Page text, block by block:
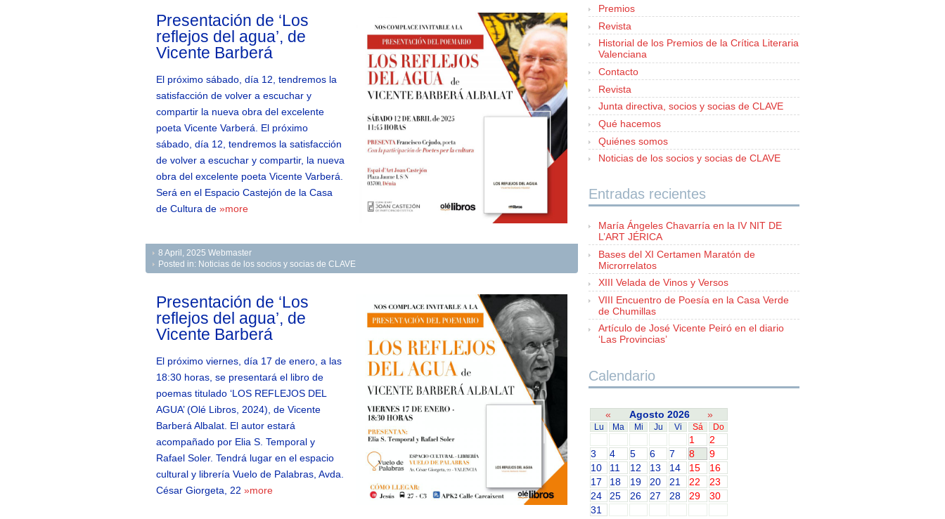
Presentación de ‘Los
reflejos del agua’, de
Vicente Barberá
El próximo sábado, día 12, tendremos la
satisfacción de volver a escuchar y
compartir la nueva obra del excelente
poeta Vicente Varberá. El próximo
sábado, día 12, tendremos la satisfacción
de volver a escuchar y compartir, la nueva
obra del excelente poeta Vicente Varberá.
Será en el Espacio Castejón de la Casa
de Cultura de »more
8 April, 2025 Webmaster
Posted in: Noticias de los socios y socias de CLAVE
Presentación de ‘Los
reflejos del agua’, de
Vicente Barberá
El próximo viernes, día 17 de enero, a las
18:30 horas, se presentará el libro de
poemas titulado ‘LOS REFLEJOS DEL
AGUA’ (Olé Libros, 2024), de Vicente
Barberá Albalat. El autor estará
acompañado por Elia S. Temporal y
Rafael Soler. Tendrá lugar en el espacio
cultural y librería Vuelo de Palabras, Avda.
César Giorgeta, 22 »more
Premios
Revista
Historial de los Premios de la Crítica Literaria
Valenciana
Contacto
Revista
Junta directiva, socios y socias de CLAVE
Qué hacemos
Quiénes somos
Noticias de los socios y socias de CLAVE
Entradas recientes
María Ángeles Chavarría en la IV NIT DE
L’ART JÉRICA
Bases del XI Certamen Maratón de
Microrrelatos
XIII Velada de Vinos y Versos
VIII Encuentro de Poesía en la Casa Verde
de Chumillas
Artículo de José Vicente Peiró en el diario
‘Las Provincias’
Calendario
« Agosto 2026 »
Lu Ma Mi Ju Vi Sá Do
1
2
3
4 5 6 7 8
9
10
11 12 13 14 15
16
17
18 19 20 21 22
23
24
25 26 27 28 29
30
31